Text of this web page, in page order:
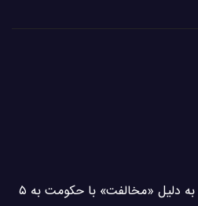
امید قوچانیان، شهروند درگز، به دلیل «مخالفت» با حکومت به ۵